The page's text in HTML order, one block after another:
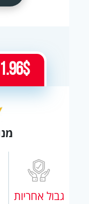
גבול אחריות
1.96$